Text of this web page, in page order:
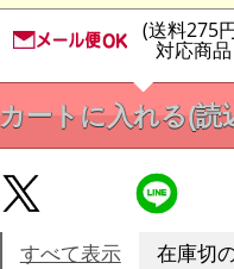
(送料275
対応商品
カートに入れる(読
すべて表示 在庫切